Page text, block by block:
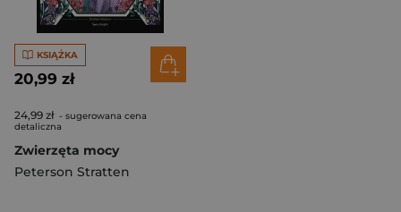
KSIĄŻKA
20,99 zł
24,99 zł - sugerowana cena
detaliczna
Zwierzęta mocy
Peterson Stratten